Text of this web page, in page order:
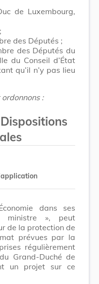
de Luxembourg,
des Députés ;
des Députés du
du Conseil d’État
qu’il n’y pas lieu
:
dans ses
ministre », peut
de la protection de
prévues par la
régulièrement
Grand-Duché de
un projet sur ce